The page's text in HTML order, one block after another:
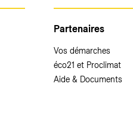
Partenaires
Vos démarches
éco21 et Proclimat
Aide & Documents